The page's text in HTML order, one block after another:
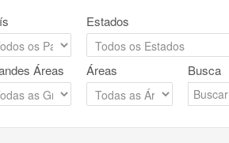
Estados
Áreas Áreas Busca